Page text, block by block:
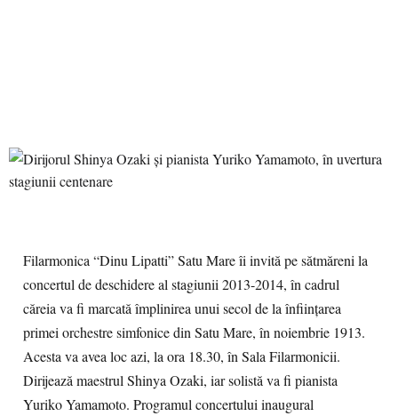
Filarmonica “Dinu Lipatti” Satu Mare îi invită pe sătmăreni la
concertul de deschidere al stagiunii 2013-2014, în cadrul
căreia va fi marcată împlinirea unui secol de la înfiinţarea
primei orchestre simfonice din Satu Mare, în noiembrie 1913.
Acesta va avea loc azi, la ora 18.30, în Sala Filarmonicii.
Dirijează maestrul Shinya Ozaki, iar solistă va fi pianista
Yuriko Yamamoto. Programul concertului inaugural